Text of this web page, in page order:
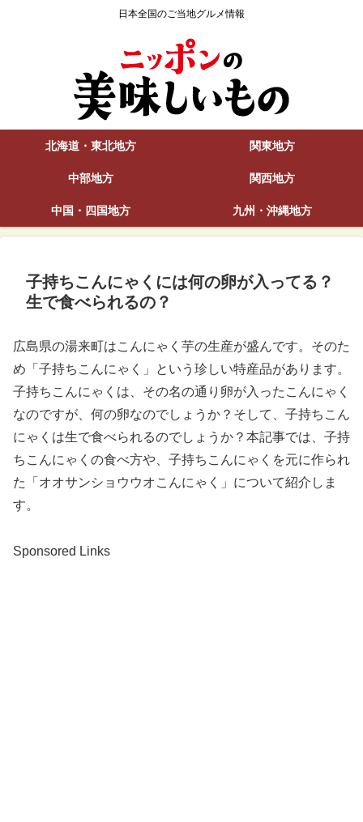
日本全国のご当地グルメ情報
北海道・東北地方 関東地方
中部地方 関西地方
中国・四国地方 九州・沖縄地方
子持ちこんにゃくには何の卵が入ってる？
生で食べられるの？
広島県の湯来町はこんにゃく芋の生産が盛んです。そのた
め「子持ちこんにゃく」という珍しい特産品があります。
子持ちこんにゃくは、その名の通り卵が入ったこんにゃく
なのですが、何の卵なのでしょうか？そして、子持ちこん
にゃくは生で食べられるのでしょうか？本記事では、子持
ちこんにゃくの食べ方や、子持ちこんにゃくを元に作られ
た「オオサンショウウオこんにゃく」について紹介しま
す。
Sponsored Links